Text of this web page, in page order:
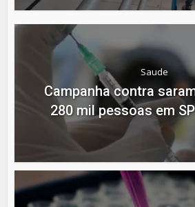
Saude
Campanha contra
280 mil pessoas em